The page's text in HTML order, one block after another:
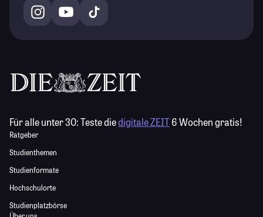
Für alle unter 30:Teste diedigitale ZEIT6 Wochen gratis!
Ratgeber
Studienthemen
Studienformate
Hochschulorte
Studienplatzbörse